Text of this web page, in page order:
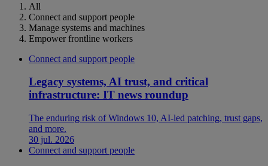
All
Connect and support people
Manage systems and machines
Empower frontline workers
Connect and support people
Legacy systems, AI trust, and critical
infrastructure: IT news roundup
The enduring risk of Windows 10, AI-led patching, trust gaps,
and more.
30 jul. 2026
Connect and support people